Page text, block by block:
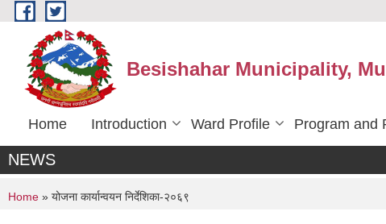
Skip to main content
Besishahar Municipality,
Home Introduction Ward Profile Program and
NEWS
You are here
Home » योजना कार्यान्वयन निर्देशिका-२०६९